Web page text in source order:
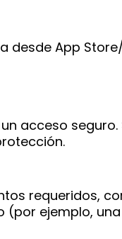
desde App
acceso seguro.
requeridos,
(por ejemplo,